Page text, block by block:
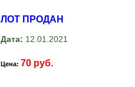
ЛОТ ПРОДАН
Дата: 12.01.2021
Цена: 70 руб.